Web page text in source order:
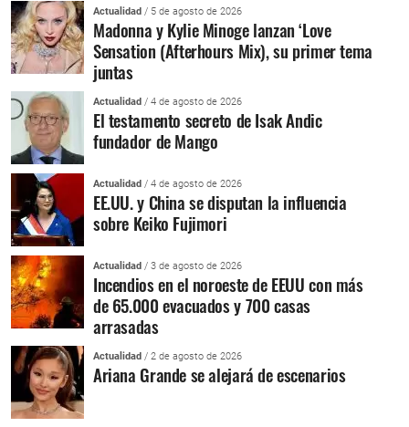
Actualidad / 5 de agosto de 2026
Madonna y Kylie Minoge lanzan ‘Love
Sensation (Afterhours Mix), su primer tema
juntas
Actualidad / 4 de agosto de 2026
El testamento secreto de Isak Andic
fundador de Mango
Actualidad / 4 de agosto de 2026
EE.UU. y China se disputan la influencia
sobre Keiko Fujimori
Actualidad / 3 de agosto de 2026
Incendios en el noroeste de EEUU con más
de 65.000 evacuados y 700 casas
arrasadas
Actualidad / 2 de agosto de 2026
Ariana Grande se alejará de escenarios